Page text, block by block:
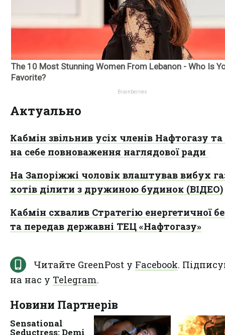
Актуально
Кабмін звільнив усіх членів Нафтогазу та
на себе повноваження наглядової ради
На Запоріжжі чоловік влаштував вибух
хотів ділити з дружиною будинок (ВІДЕО)
Кабмін схвалив Стратегію енергетичної
та передав державні ТЕЦ «Нафтогазу»
Читайте GreenPost у Facebook.
на нас у Telegram.